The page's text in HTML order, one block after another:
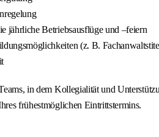
jährliche Betriebsausflüge und –feiern
(z. B.
in dem Kollegialität und
frühestmöglichen Eintrittstermins.